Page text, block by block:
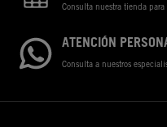
Consulta nuestra tienda
ATENCIÓN
Consulta a nuestros